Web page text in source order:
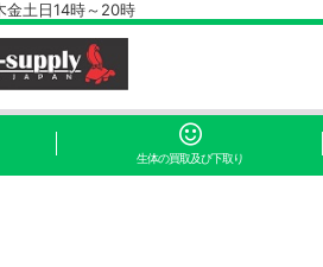
日14時～20時
生体の買取及び下取り